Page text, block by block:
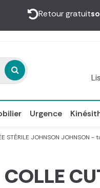
Retour gratuit
Urgence
STÉRILE JOHNSON JOHNSON
COLLE